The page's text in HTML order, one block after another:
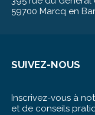
59700 Marcq en
SUIVEZ-NOUS
Inscrivez-vous à
et de conseils